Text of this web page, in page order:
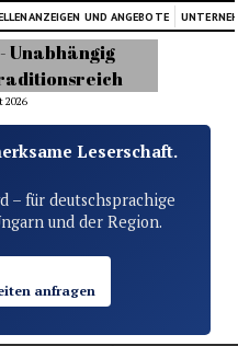
UND ANGEBOTE
2026
Leserschaft.
– für deutschsprachige
und der Region.
anfragen